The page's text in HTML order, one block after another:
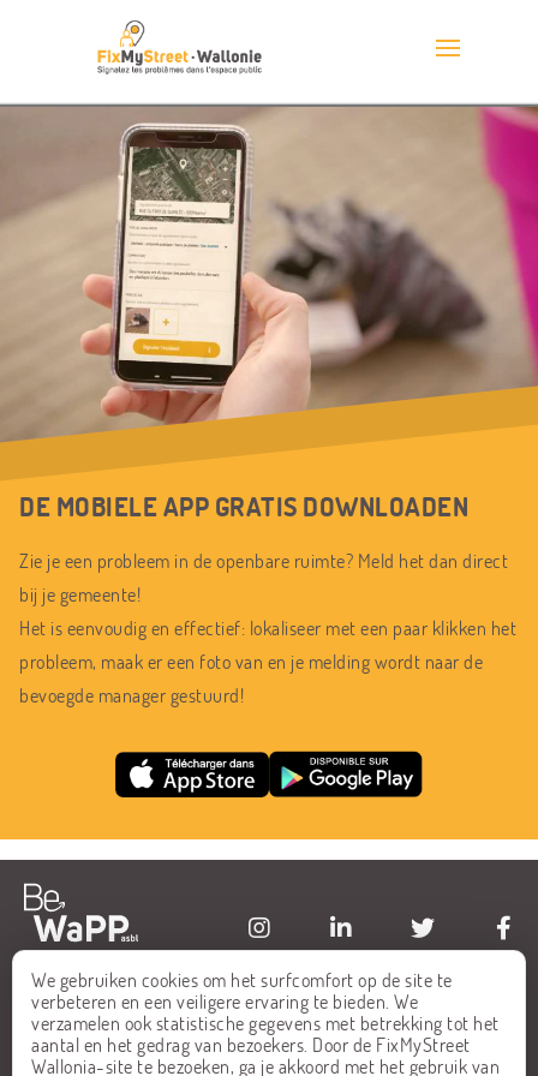
We gebruiken cookies om het surfcomfort op de site te
verbeteren en een veiligere ervaring te bieden. We
verzamelen ook statistische gegevens met betrekking tot het
aantal en het gedrag van bezoekers. Door de FixMyStreet
Wallonia-site te bezoeken, ga je akkoord met het gebruik van
DE MOBIELE APP GRATIS DOWNLOADEN
Zie je een probleem in de openbare ruimte? Meld het dan direct
bij je gemeente!
Het is eenvoudig en effectief: lokaliseer met een paar klikken het
probleem, maak er een foto van en je melding wordt naar de
bevoegde manager gestuurd!
HOME
ALLE MELDINGEN
FAQ
CONTACT